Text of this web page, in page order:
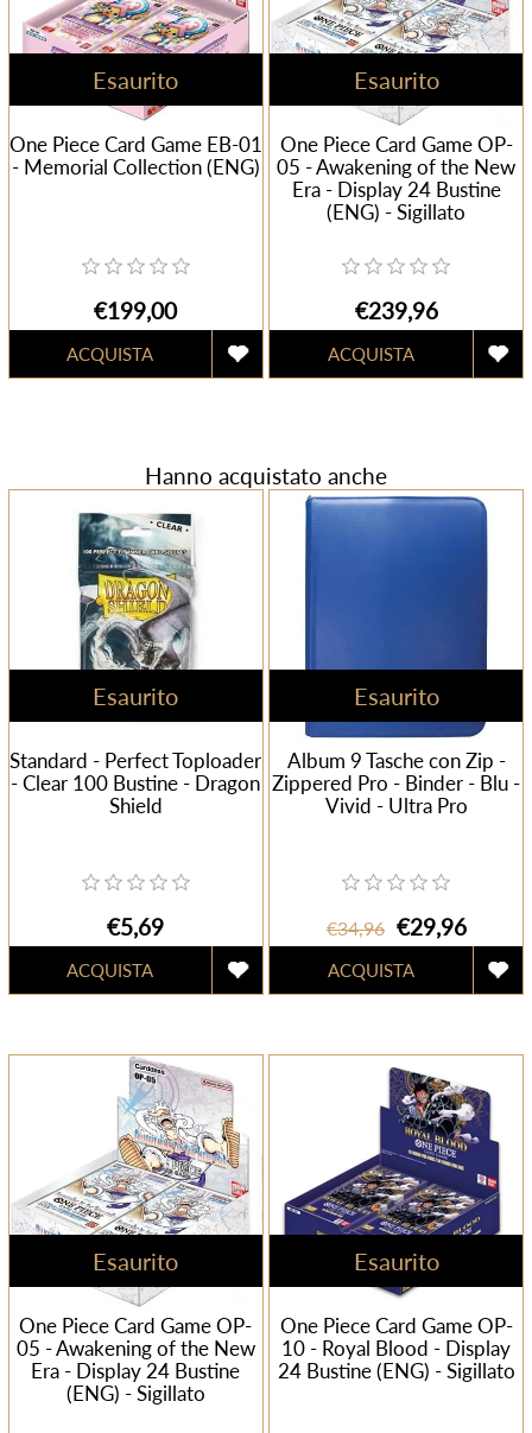
Esaurito
One Piece Card Game EB-01
- Memorial Collection (ENG)
€199,00
Esaurito
One Piece Card Game OP-
05 - Awakening of the New
Era - Display 24 Bustine
(ENG) - Sigillato
€239,96
Hanno acquistato anche
Esaurito
Standard - Perfect Toploader
- Clear 100 Bustine - Dragon
Shield
€5,69
Esaurito
Album 9 Tasche con Zip -
Zippered Pro - Binder - Blu -
Vivid - Ultra Pro
€34,96 €29,96
Esaurito
One Piece Card Game OP-
05 - Awakening of the New
Era - Display 24 Bustine
(ENG) - Sigillato
Esaurito
One Piece Card Game OP-
10 - Royal Blood - Display
24 Bustine (ENG) - Sigillato